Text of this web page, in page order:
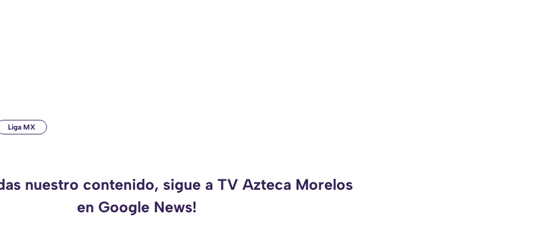
Liga MX
nuestro contenido, sigue a TV Azteca Morelos
en Google News!